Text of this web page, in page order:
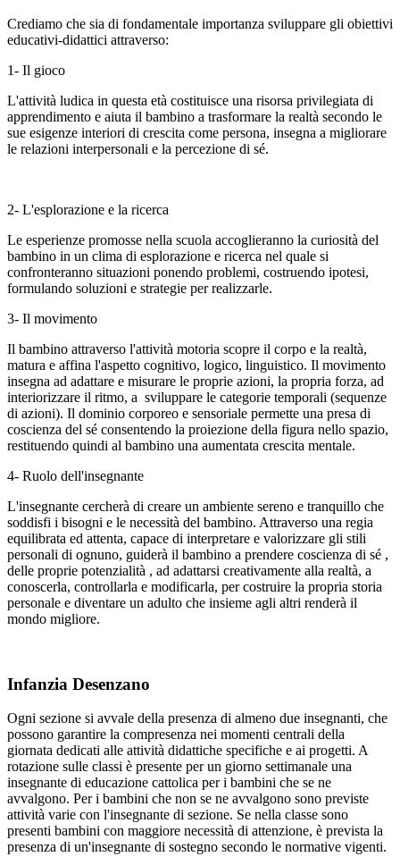
Crediamo che sia di fondamentale importanza sviluppare gli obiettivi
educativi-didattici attraverso:
1- Il gioco
L'attività ludica in questa età costituisce una risorsa privilegiata di
apprendimento e aiuta il bambino a trasformare la realtà secondo le
sue esigenze interiori di crescita come persona, insegna a migliorare
le relazioni interpersonali e la percezione di sé.
2- L'esplorazione e la ricerca
Le esperienze promosse nella scuola accoglieranno la curiosità del
bambino in un clima di esplorazione e ricerca nel quale si
confronteranno situazioni ponendo problemi, costruendo ipotesi,
formulando soluzioni e strategie per realizzarle.
3- Il movimento
Il bambino attraverso l'attività motoria scopre il corpo e la realtà,
matura e affina l'aspetto cognitivo, logico, linguistico. Il movimento
insegna ad adattare e misurare le proprie azioni, la propria forza, ad
interiorizzare il ritmo, a sviluppare le categorie temporali (sequenze
di azioni). Il dominio corporeo e sensoriale permette una presa di
coscienza del sé consentendo la proiezione della figura nello spazio,
restituendo quindi al bambino una aumentata crescita mentale.
4- Ruolo dell'insegnante
L'insegnante cercherà di creare un ambiente sereno e tranquillo che
soddisfi i bisogni e le necessità del bambino. Attraverso una regia
equilibrata ed attenta, capace di interpretare e valorizzare gli stili
personali di ognuno, guiderà il bambino a prendere coscienza di sé ,
delle proprie potenzialità , ad adattarsi creativamente alla realtà, a
conoscerla, controllarla e modificarla, per costruire la propria storia
personale e diventare un adulto che insieme agli altri renderà il
mondo migliore.
Infanzia Desenzano
Ogni sezione si avvale della presenza di almeno due insegnanti, che
possono garantire la compresenza nei momenti centrali della
giornata dedicati alle attività didattiche specifiche e ai progetti. A
rotazione sulle classi è presente per un giorno settimanale una
insegnante di educazione cattolica per i bambini che se ne
avvalgono. Per i bambini che non se ne avvalgono sono previste
attività varie con l'insegnante di sezione. Se nella classe sono
presenti bambini con maggiore necessità di attenzione, è prevista la
presenza di un'insegnante di sostegno secondo le normative vigenti.